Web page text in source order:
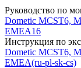
Руководство по
Dometic MCST6,
EMEA16
Инструкция по
Dometic MCST6,
EMEA(ru-pl-sk-cs)